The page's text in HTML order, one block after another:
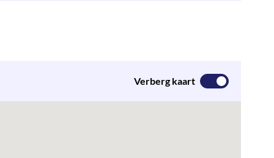
Verberg kaart